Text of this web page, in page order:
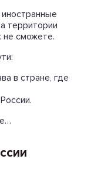
территории
не сможете.
в стране, где